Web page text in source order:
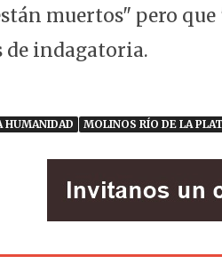
muertos" pero
de indagatoria.
HUMANIDAD MOLINOS RÍO DE LA